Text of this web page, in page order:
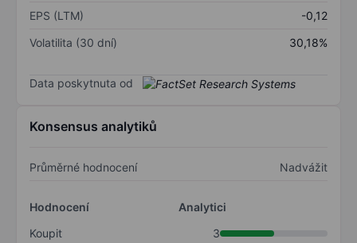
EPS (LTM)
-0,12
Volatilita (30 dní)
30,18%
Data poskytnuta od
Konsensus analytiků
Průměrné hodnocení Nadvážit
Hodnocení
Analytici
Koupit
3